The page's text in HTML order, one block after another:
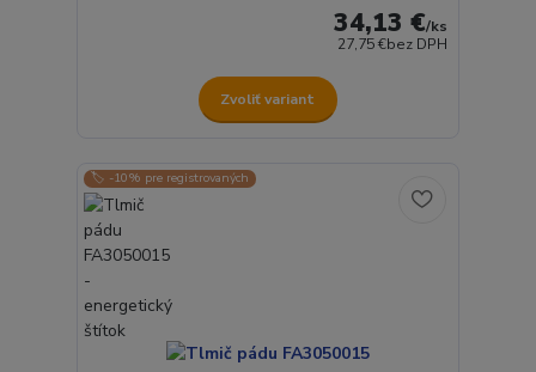
34,13 €/ks
27,75 €bez DPH
Zvoliť variant
🏷️ -10% pre registrovaných